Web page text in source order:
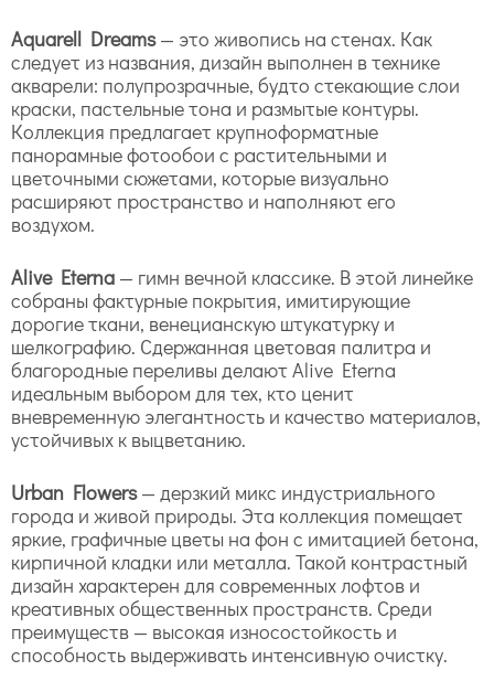
Aquarell Dreams— это живопись на стенах. Как
следует из названия, дизайн выполнен в технике
акварели: полупрозрачные, будто стекающие слои
краски, пастельные тона и размытые контуры.
Коллекция предлагает крупноформатные
панорамные фотообои с растительными и
цветочными сюжетами, которые визуально
расширяют пространство и наполняют его
воздухом.
Alive Eterna — гимн вечной классике. В этой линейке
собраны фактурные покрытия, имитирующие
дорогие ткани, венецианскую штукатурку и
шелкографию. Сдержанная цветовая палитра и
благородные переливы делают Alive Eterna
идеальным выбором для тех, кто ценит
вневременную элегантность и качество материалов,
устойчивых к выцветанию.
Urban Flowers— дерзкий микс индустриального
города и живой природы. Эта коллекция помещает
яркие, графичные цветы на фон с имитацией бетона,
кирпичной кладки или металла. Такой контрастный
дизайн характерен для современных лофтов и
креативных общественных пространств. Среди
преимуществ — высокая износостойкость и
способность выдерживать интенсивную очистку.